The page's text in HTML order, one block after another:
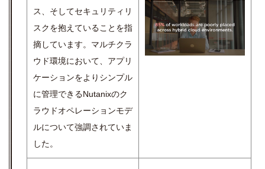
ス、そしてセキュリティリ
スクを抱えていることを指
摘しています。マルチクラ
ウド環境において、アプリ
ケーションをよりシンプル
に管理できるNutanixのク
ラウドオペレーションモデ
ルについて強調されていま
した。